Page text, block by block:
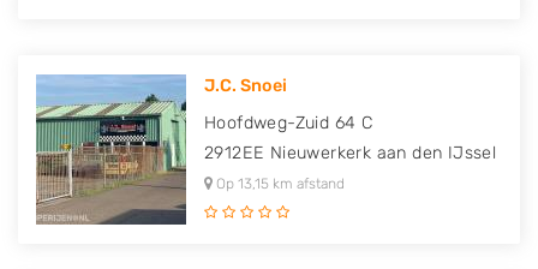
J.C. Snoei
Hoofdweg-Zuid 64 C
2912EE Nieuwerkerk aan den IJssel
Op 13,15 km afstand